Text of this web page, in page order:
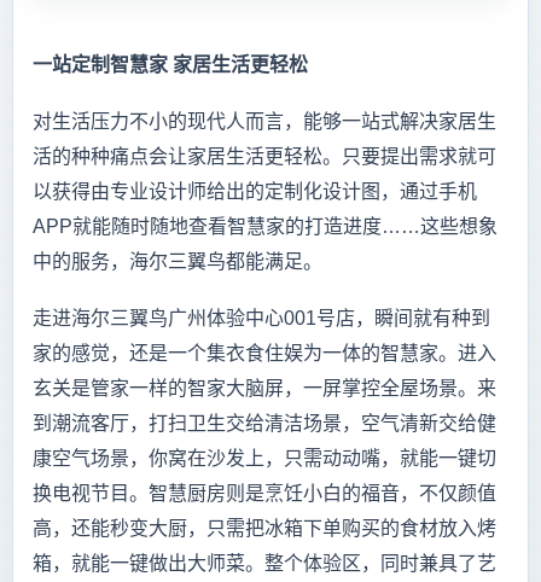
一站定制智慧家 家居生活更轻松
对生活压力不小的现代人而言，能够一站式解决家居生
活的种种痛点会让家居生活更轻松。只要提出需求就可
以获得由专业设计师给出的定制化设计图，通过手机
APP就能随时随地查看智慧家的打造进度……这些想象
中的服务，海尔三翼鸟都能满足。
走进海尔三翼鸟广州体验中心001号店，瞬间就有种到
家的感觉，还是一个集衣食住娱为一体的智慧家。进入
玄关是管家一样的智家大脑屏，一屏掌控全屋场景。来
到潮流客厅，打扫卫生交给清洁场景，空气清新交给健
康空气场景，你窝在沙发上，只需动动嘴，就能一键切
换电视节目。智慧厨房则是烹饪小白的福音，不仅颜值
高，还能秒变大厨，只需把冰箱下单购买的食材放入烤
箱，就能一键做出大师菜。整个体验区，同时兼具了艺